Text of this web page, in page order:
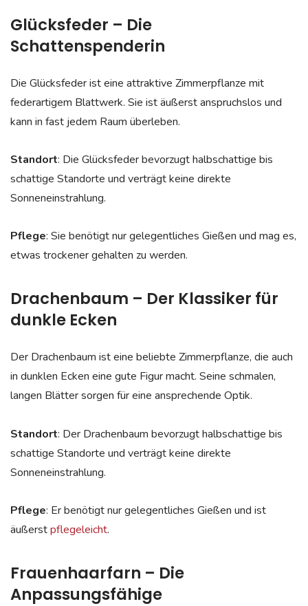
Glücksfeder – Die
Schattenspenderin
Die Glücksfeder ist eine attraktive Zimmerpflanze mit
federartigem Blattwerk. Sie ist äußerst anspruchslos und
kann in fast jedem Raum überleben.
Standort: Die Glücksfeder bevorzugt halbschattige bis
schattige Standorte und verträgt keine direkte
Sonneneinstrahlung.
Pflege: Sie benötigt nur gelegentliches Gießen und mag es,
etwas trockener gehalten zu werden.
Drachenbaum – Der Klassiker für
dunkle Ecken
Der Drachenbaum ist eine beliebte Zimmerpflanze, die auch
in dunklen Ecken eine gute Figur macht. Seine schmalen,
langen Blätter sorgen für eine ansprechende Optik.
Standort: Der Drachenbaum bevorzugt halbschattige bis
schattige Standorte und verträgt keine direkte
Sonneneinstrahlung.
Pflege: Er benötigt nur gelegentliches Gießen und ist
äußerstpflegeleicht.
Frauenhaarfarn – Die
Anpassungsfähige